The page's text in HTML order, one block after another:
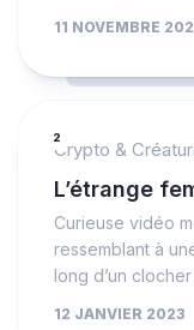
11 NOVEMBRE
2
Crypto &
L’étrange
Curieuse vidéo
ressemblant à
long d’un
12 JANVIER 2023